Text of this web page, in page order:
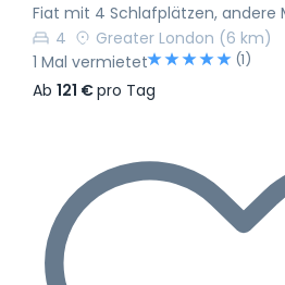
Fiat mit 4 Schlafplätzen, andere
4
Greater London (6 km)
1 Mal vermietet
(1)
Ab 121 €pro Tag